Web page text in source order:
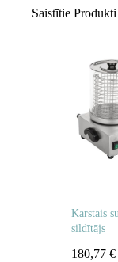
Saistītie Produkti
Karstais
sildītājs
180,77 €